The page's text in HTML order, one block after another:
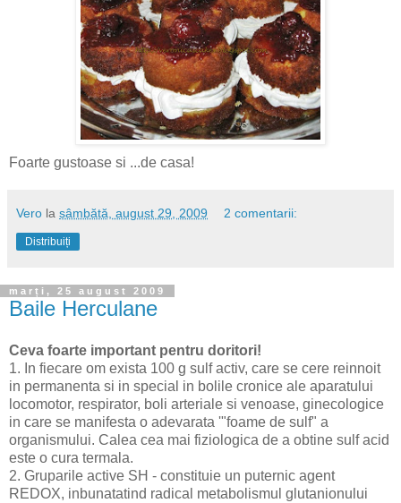
Foarte gustoase si ...de casa!
Vero la sâmbătă, august 29, 2009 2 comentarii:
Distribuiți
marți, 25 august 2009
Baile Herculane
Ceva foarte important pentru doritori!
1. In fiecare om exista 100 g sulf activ, care se cere reinnoit
in permanenta si in special in bolile cronice ale aparatului
locomotor, respirator, boli arteriale si venoase, ginecologice
in care se manifesta o adevarata '"foame de sulf" a
organismului. Calea cea mai fiziologica de a obtine sulf acid
este o cura termala.
2. Gruparile active SH - constituie un puternic agent
REDOX, inbunatatind radical metabolismul glutanionului